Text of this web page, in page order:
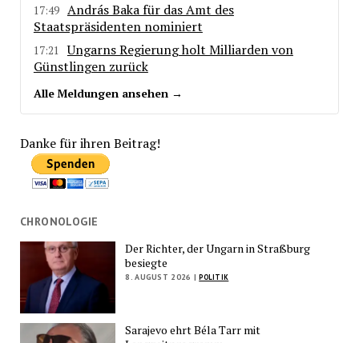
17:49 András Baka für das Amt des
Staatspräsidenten nominiert
17:21
Ungarns Regierung holt Milliarden von
Günstlingen zurück
Alle Meldungen ansehen →
Danke für ihren Beitrag!
CHRONOLOGIE
Der Richter, der Ungarn in Straßburg
besiegte
8. AUGUST 2026 | POLITIK
Sarajevo ehrt Béla Tarr mit